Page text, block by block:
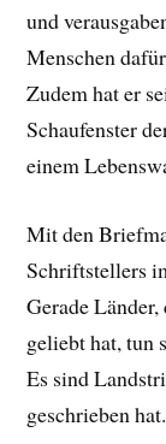
und
Menschen
Zudem hat er
Schaufenster
einem
Mit den
Schriftstellers
Gerade
geliebt hat, tun
Es sind
geschrieben